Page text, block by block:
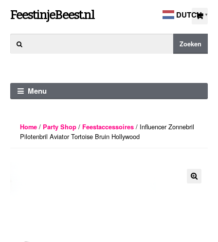
Ga
naar
navigatie
Ga
naar
de
FeestinjeBeest.nl
naar:
Zoeken
Menu
Home/ Party Shop/ Feestaccessoires/ Influencer Zonnebril
Pilotenbril Aviator Tortoise Bruin Hollywood
DUTCH ▼